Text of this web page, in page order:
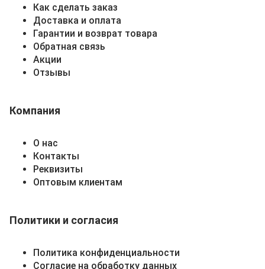
Как сделать заказ
Доставка и оплата
Гарантии и возврат товара
Обратная связь
Акции
Отзывы
Компания
О нас
Контакты
Реквизиты
Оптовым клиентам
Политики и согласия
Политика конфиденциальности
Согласие на обработку данных